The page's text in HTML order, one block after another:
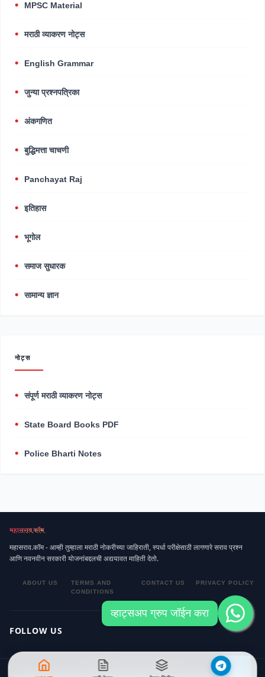
MPSC Material
मराठी व्याकरण नोट्स
English Grammar
जुन्या प्रश्नपत्रिका
अंकगणित
बुद्धिमत्ता चाचणी
Panchayat Raj
इतिहास
भूगोल
समाज सुधारक
सामान्य ज्ञान
नोट्स
संपूर्ण मराठी व्याकरण नोट्स
State Board Books PDF
Police Bharti Notes
महासराव.कॉम - आम्ही तुम्हाला मराठी नोकरीच्या जाहिराती, स्पर्धा परीक्षेसाठी लागणारे सराव प्रश्न
आणि नवनवीन सरकारी योजनांबद्दलची अद्ययावत माहिती देतो.
ABOUT US
TERMS AND
CONDITIONS
CONTACT US PRIVACY POLICY
FOLLOW US
© 2026 महासराव. All rights reserved.
व्हाट्सअप ग्रुप जॉईन करा